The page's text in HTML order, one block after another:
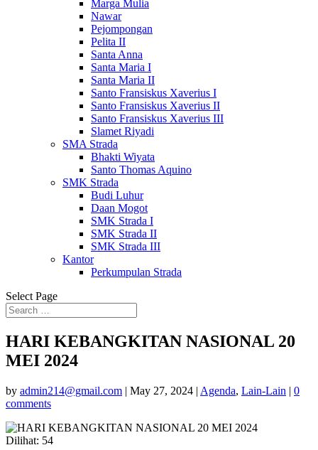
Marga Mulia
Nawar
Pejompongan
Pelita II
Santa Anna
Santa Maria I
Santa Maria II
Santo Fransiskus Xaverius I
Santo Fransiskus Xaverius II
Santo Fransiskus Xaverius III
Slamet Riyadi
SMA Strada
Bhakti Wiyata
Santo Thomas Aquino
SMK Strada
Budi Luhur
Daan Mogot
SMK Strada I
SMK Strada II
SMK Strada III
Kantor
Perkumpulan Strada
Select Page
HARI KEBANGKITAN NASIONAL 20
MEI 2024
by admin214@gmail.com | May 27, 2024 | Agenda, Lain-Lain | 0
comments
Dilihat: 54